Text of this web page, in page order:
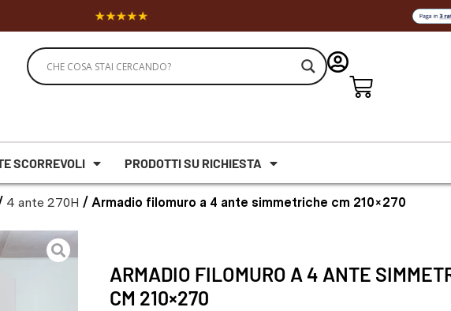
SCORREVOLI PRODOTTI SU RICHIESTA
4 ante 270H / Armadio filomuro a 4 ante simmetriche cm 210×270
ARMADIO FILOMURO A 4 ANTE
CM 210×270